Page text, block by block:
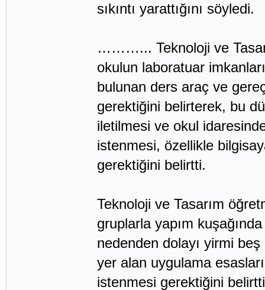
sıkıntı yarattığını söyledi.
………... Teknoloji ve
okulun laboratuar
bulunan ders araç ve
gerektiğini belirterek, bu
iletilmesi ve okul
istenmesi, özellikle
gerektiğini belirtti.
Teknoloji ve Tasarım
gruplarla yapım
nedenden dolayı yirmi
yer alan uygulama
istenmesi gerektiğini